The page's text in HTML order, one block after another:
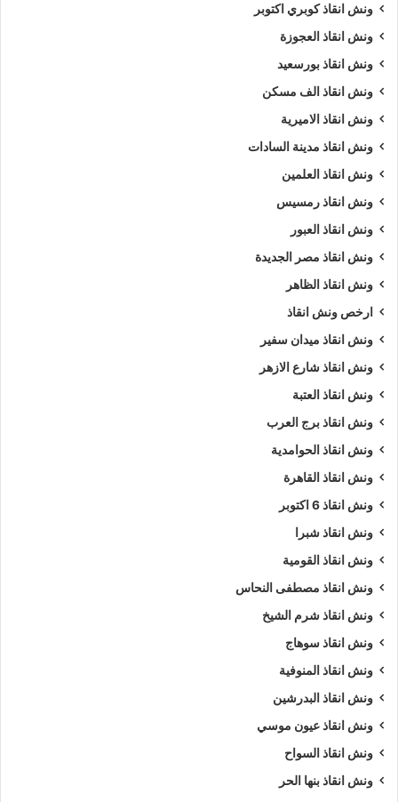
ونش انقاذ كوبري اكتوبر
ونش انقاذ العجوزة
ونش انقاذ بورسعيد
ونش انقاذ الف مسكن
ونش انقاذ الاميرية
ونش انقاذ مدينة السادات
ونش انقاذ العلمين
ونش انقاذ رمسيس
ونش انقاذ العبور
ونش انقاذ مصر الجديدة
ونش انقاذ الظاهر
ارخص ونش انقاذ
ونش انقاذ ميدان سفير
ونش انقاذ شارع الازهر
ونش انقاذ العتبة
ونش انقاذ برج العرب
ونش انقاذ الحوامدية
ونش انقاذ القاهرة
ونش انقاذ 6 اكتوبر
ونش انقاذ شبرا
ونش انقاذ القومية
ونش انقاذ مصطفى النحاس
ونش انقاذ شرم الشيخ
ونش انقاذ سوهاج
ونش انقاذ المنوفية
ونش انقاذ البدرشين
ونش انقاذ عيون موسي
ونش انقاذ السواح
ونش انقاذ بنها الحر